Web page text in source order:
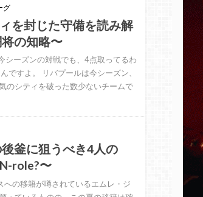
グ
を封じた守備を読み解
の知略〜
シーズンの対戦でも、4点取ってるわ
ですよ。 リバプールは今シーズン、
のシティを破った数少ないチームで
釜に狙うべき4人の
role?〜
の移籍が噂されているエムレ・ジ